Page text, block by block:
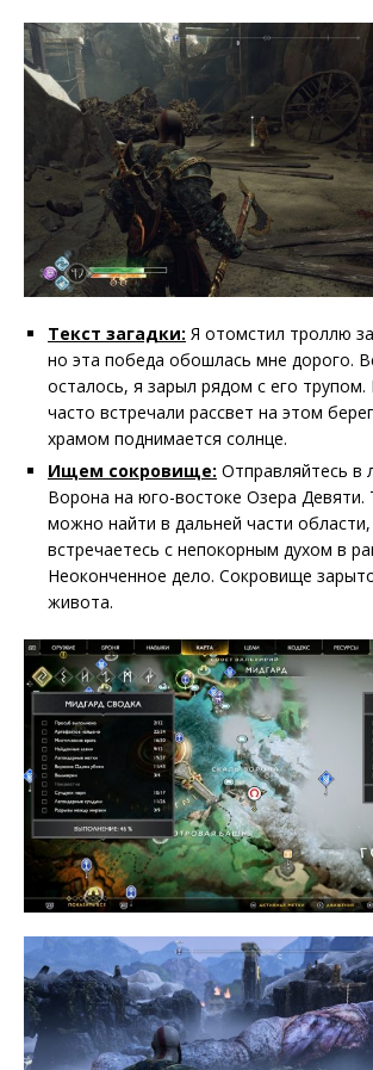
Текст загадки: Я отомстил троллю
но эта победа обошлась мне дорого.
осталось, я зарыл рядом с его
часто встречали рассвет на этом
храмом поднимается солнце.
Ищем сокровище: Отправляйтесь в
Ворона на юго-востоке Озера Девяти.
можно найти в дальней части
встречаетесь с непокорным духом в
Неоконченное дело. Сокровище
живота.